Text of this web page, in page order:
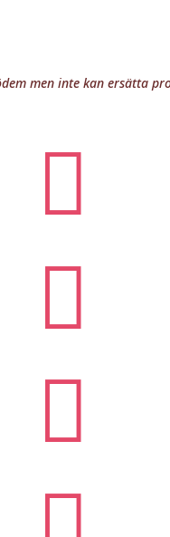
men inte kan ersätta


